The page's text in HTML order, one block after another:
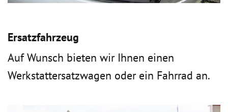
Ersatzfahrzeug
Auf Wunsch bieten wir Ihnen einen
Werkstattersatzwagen oder ein Fahrrad an.